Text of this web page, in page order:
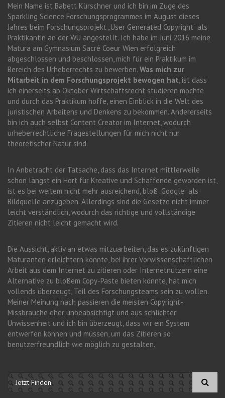
Mein Name ist Babett Kürschner und ich bin im Zuge des
Sparkling Science Forschungsprogrammes im August dieses
Jahres beim Forschungsprojekt „User Generated Copyright“ als
Praktikantin an der WU angestellt. Ich habe im Juni 2016 meine
Matura am Gymnasium Sacré Coeur Wien erfolgreich
abgeschlossen und beschlossen, mich für ein Praktikum im
Bereich des Urheberrechts zu bewerben. Was mich zur
Mitarbeit in dem Forschungsprojekt bewogen hat , ist dass
ich einerseits ab Oktober Wirtschaftsrecht studieren möchte
und durch das Praktikum hoffe, einen Einblick in die Welt des
juristischen Arbeitens und Denkens zu bekommen. Andererseits
bin ich auch selbst Content Creator im Internet, wodurch
urheberrechtliche Fragestellungen für mich nicht nur
theoretischer Natur sind.
In Anbetracht der Tatsache, dass das Internet mittlerweile
schon längst ein Hort für Kreative und Schaffende geworden ist,
ist es bei weitem nicht mehr ausreichend, bloß „Google“ als
Bildquelle anzugeben. Allerdings sind die Gesetze nicht immer
leicht verständlich, wodurch das richtige und vollständige
Zitieren nicht leicht gemacht wird.
Die Aussicht, aktiv an etwas mitzuarbeiten, das es zukünftigen
Maturanten erleichtern könnte, bei ihrer Vorwissenschaftlichen
Arbeit aus dem Internet zu zitieren oder Internetnutzern eine
Alternative zu bloßem Copy-Paste bieten könnte, hat mich
vollends überzeugt, Teil des Forschungsteams sein zu wollen.
Meiner Meinung nach passieren die meisten Copyright-
Missbräuche eher unbeabsichtigt und aus schlichter
Unwissenheit und ich bin überzeugt, dass wir ein System
entwerfen können und müssen, um das Zitieren so
benutzerfreundlich wie möglich zu gestalten.
Suchformular